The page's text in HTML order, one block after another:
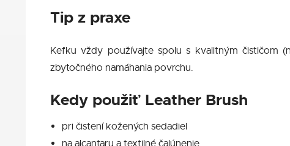
Tip z praxe
Kefku vždy používajte spolu s kvalitným čističom
zbytočného namáhania povrchu.
Kedy použiť Leather Brush
pri čistení kožených sedadiel
na alcantaru a textilné čalúnenie